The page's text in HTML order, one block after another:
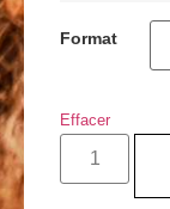
Format
Effacer